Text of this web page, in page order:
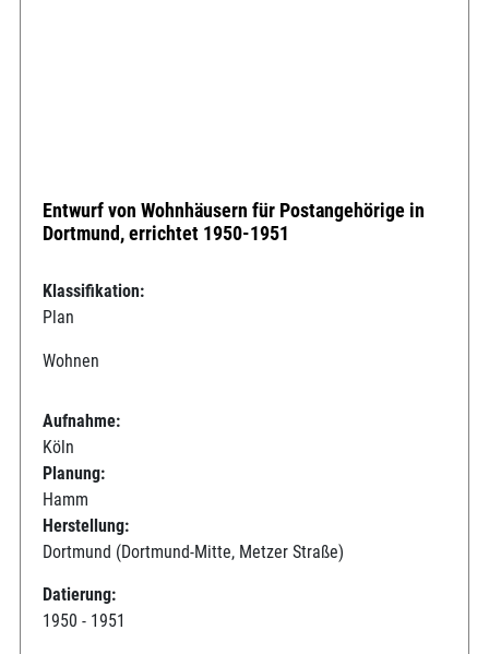
Entwurf von Wohnhäusern für Postangehörige in
Dortmund, errichtet 1950-1951
Klassifikation:
Plan
Wohnen
Aufnahme:
Köln
Planung:
Hamm
Herstellung:
Dortmund (Dortmund-Mitte, Metzer Straße)
Datierung:
1950 - 1951